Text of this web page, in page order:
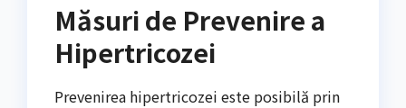
Măsuri de Prevenire a
Hipertricozei
Prevenirea hipertricozei este posibilă prin